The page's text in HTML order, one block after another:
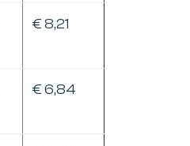
€ 8,21
€ 6,84